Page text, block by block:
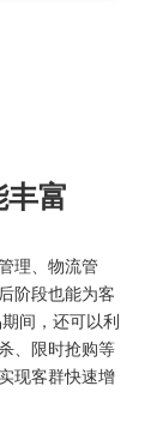
丰富
理、物流管
阶段也能为客
间，还可以利
、限时抢购等
现客群快速增